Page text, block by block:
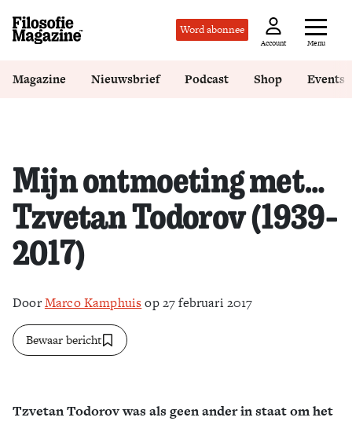
Word abonnee
Account Menu
Magazine Nieuwsbrief Podcast Shop Events
Mijn ontmoeting met…
Tzvetan Todorov (1939-
2017)
DoorMarco Kamphuis op 27 februari 2017
Bewaar bericht
Tzvetan Todorov was als geen ander in staat om het